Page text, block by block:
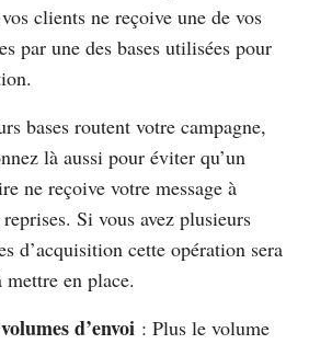
clients ne reçoive une de vos
par une des bases utilisées pour
bases routent votre campagne,
là aussi pour éviter qu’un
ne reçoive votre message à
Si vous avez plusieurs
d’acquisition cette opération sera
en place.
d’envoi : Plus le volume